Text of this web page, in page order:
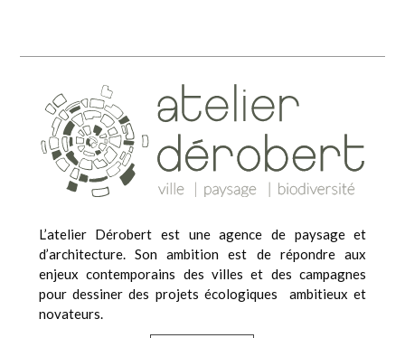
L’atelier Dérobert est une agence de paysage et
d’architecture. Son ambition est de répondre aux
enjeux contemporains des villes et des campagnes
pour dessiner des projets écologiques ambitieux et
novateurs.